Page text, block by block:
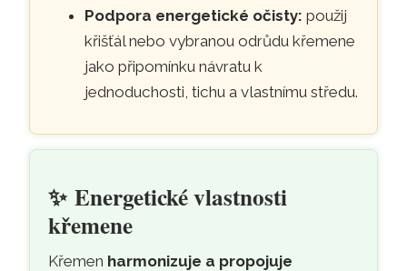
Podpora energetické očisty: použij
křišťál nebo vybranou odrůdu křemene
jako připomínku návratu k
jednoduchosti, tichu a vlastnímu středu.
✨Energetické vlastnosti
křemene
Křemen harmonizuje a propojuje